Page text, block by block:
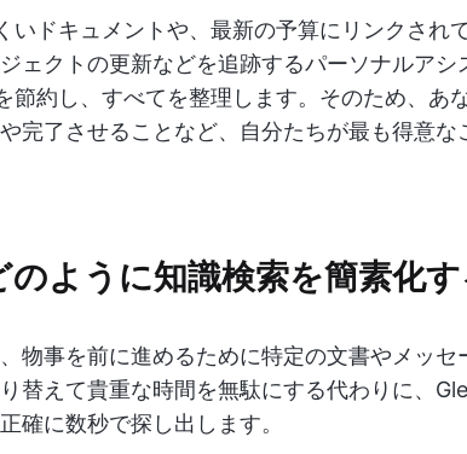
いドキュメントや、最新の予算にリンクされ
ェクトの更新などを追跡するパーソナルア
節約し、すべてを整理します。そのため、あ
完了させることなど、自分たちが最も得意な
ように知識検索を簡素化す
物事を前に進めるために特定の文書やメッセ
替えて貴重な時間を無駄にする代わりに、
確に数秒で探し出します。